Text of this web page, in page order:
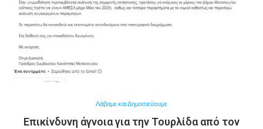
Λάβαμε και Δημοσιεύουμε
Επικίνδυνη άγνοια για την Τουρλίδα από τον